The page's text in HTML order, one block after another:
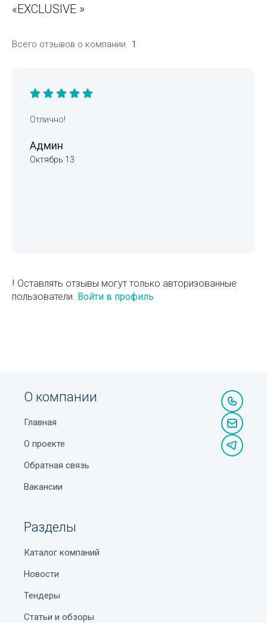
«EXCLUSIVE »
Всего отзывов о компании 1
Отлично!
Админ
Октябрь 13
! Оставлять отзывы могут только авторизованные
пользователи. Войти в профиль
О компании
Главная
О проекте
Обратная связь
Вакансии
Разделы
Каталог компаний
Новости
Тендеры
Статьи и обзоры